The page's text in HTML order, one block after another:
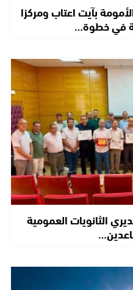
بآيت اعتاب ومركزا
في خطوة…
الثانويات العمومية